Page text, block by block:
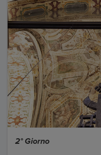
2° Giorno